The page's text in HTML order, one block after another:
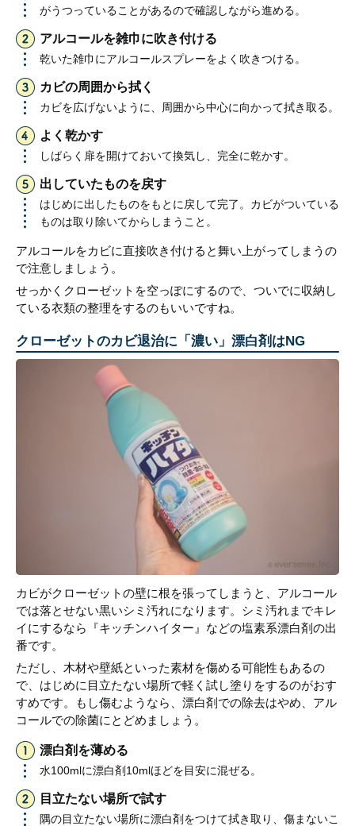
がうつっていることがあるので確認しながら進める。
アルコールを雑巾に吹き付ける
乾いた雑巾にアルコールスプレーをよく吹きつける。
カビの周囲から拭く
カビを広げないように、周囲から中心に向かって拭き取る。
よく乾かす
しばらく扉を開けておいて換気し、完全に乾かす。
出していたものを戻す
はじめに出したものをもとに戻して完了。カビがついている
ものは取り除いてからしまうこと。
アルコールをカビに直接吹き付けると舞い上がってしまうの
で注意しましょう。
せっかくクローゼットを空っぽにするので、ついでに収納し
ている衣類の整理をするのもいいですね。
クローゼットのカビ退治に「濃い」漂白剤はNG
カビがクローゼットの壁に根を張ってしまうと、アルコール
では落とせない黒いシミ汚れになります。シミ汚れまでキレ
イにするなら『キッチンハイター』などの塩素系漂白剤の出
番です。
ただし、木材や壁紙といった素材を傷める可能性もあるの
で、はじめに目立たない場所で軽く試し塗りをするのがおす
すめです。もし傷むようなら、漂白剤での除去はやめ、アル
コールでの除菌にとどめましょう。
漂白剤を薄める
水100mlに漂白剤10mlほどを目安に混ぜる。
目立たない場所で試す
隅の目立たない場所に漂白剤をつけて拭き取り、傷まないこ